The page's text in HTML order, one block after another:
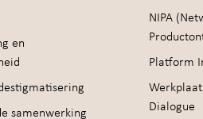
en
samenwerking
NIPA
Platform
Dialogue